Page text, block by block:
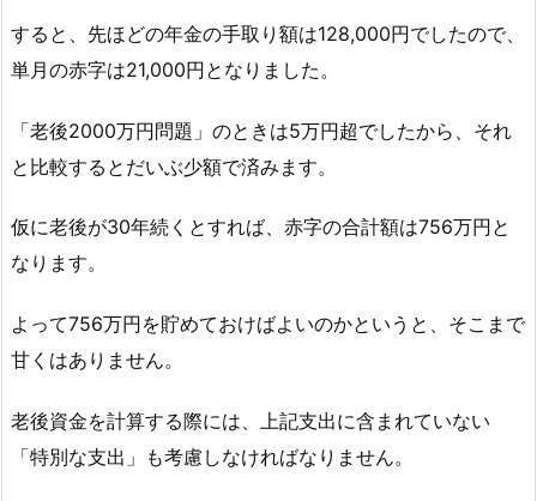
すると、先ほどの年金の手取り額は128,000円でしたので、
単月の赤字は21,000円となりました。
「老後2000万円問題」のときは5万円超でしたから、それ
と比較するとだいぶ少額で済みます。
仮に老後が30年続くとすれば、赤字の合計額は756万円と
なります。
よって756万円を貯めておけばよいのかというと、そこまで
甘くはありません。
老後資金を計算する際には、上記支出に含まれていない
「特別な支出」も考慮しなければなりません。